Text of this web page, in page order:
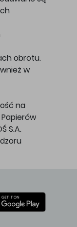
obrotu.
w
na
S.A.